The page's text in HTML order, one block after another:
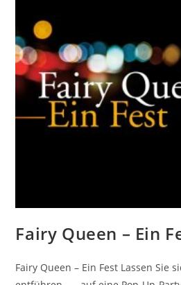
Fairy Queen – Ein
Fairy Queen – Ein Fest Lassen Sie